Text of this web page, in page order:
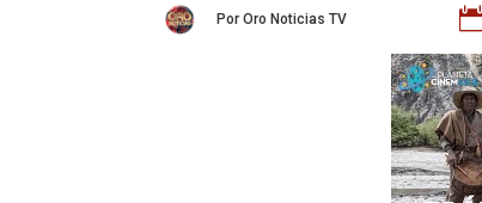
Por Oro Noticias TV